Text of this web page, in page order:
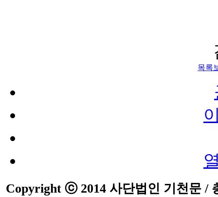
목록
Copyright ⓒ 2014 사단법인 기천문 /